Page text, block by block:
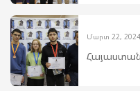
Մարտ 22,